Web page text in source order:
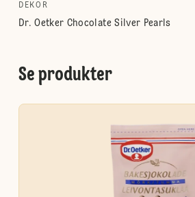
DEKOR
Dr. Oetker Chocolate Silver Pearls
Se produkter